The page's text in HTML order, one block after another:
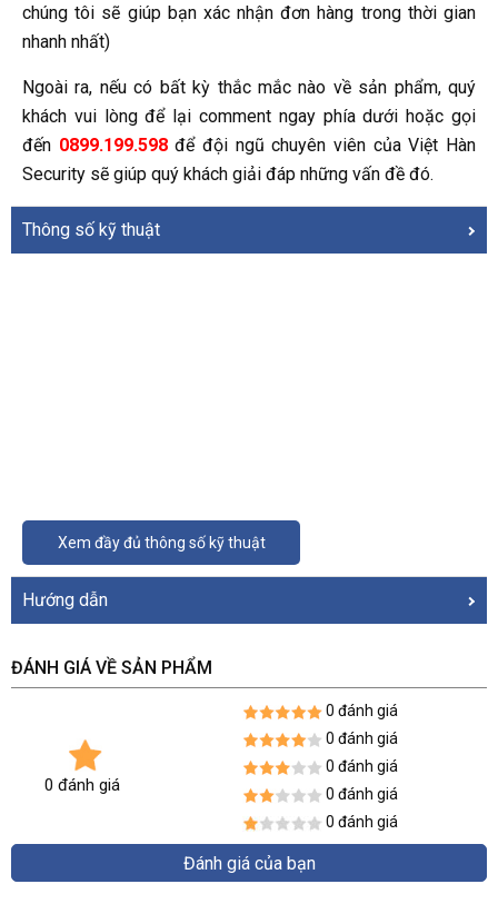
chúng tôi sẽ giúp bạn xác nhận đơn hàng trong thời gian
nhanh nhất)
Ngoài ra, nếu có bất kỳ thắc mắc nào về sản phẩm, quý
khách vui lòng để lại comment ngay phía dưới hoặc gọi
đến 0899.199.598 để đội ngũ chuyên viên của Việt Hàn
Security sẽ giúp quý khách giải đáp những vấn đề đó.
Thông số kỹ thuật
Xem đầy đủ thông số kỹ thuật
Hướng dẫn
ĐÁNH GIÁ VỀ SẢN PHẨM
0 đánh giá
0 đánh giá
0 đánh giá
0 đánh giá
0 đánh giá
0 đánh giá
Đánh giá của bạn